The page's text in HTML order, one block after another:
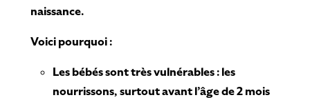
naissance.
Voici pourquoi :
Les bébés sont très vulnérables : les
nourrissons, surtout avant l’âge de 2 mois